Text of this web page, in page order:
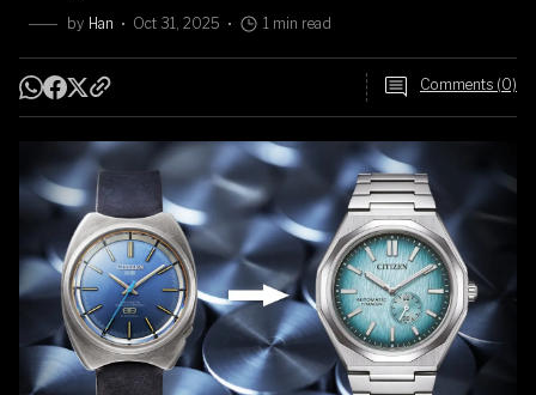
by Han Oct 31, 2025 1 min read
Comments (0)